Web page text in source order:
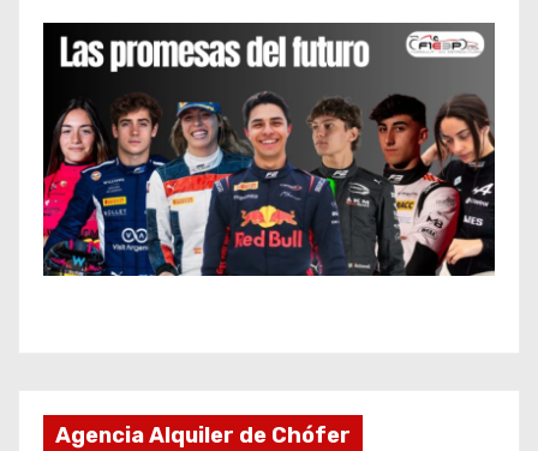
Agencia Alquiler de Chófer